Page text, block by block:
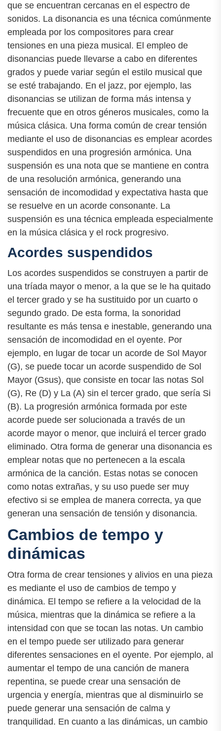
que se encuentran cercanas en el espectro de
sonidos. La disonancia es una técnica comúnmente
empleada por los compositores para crear
tensiones en una pieza musical. El empleo de
disonancias puede llevarse a cabo en diferentes
grados y puede variar según el estilo musical que
se esté trabajando. En el jazz, por ejemplo, las
disonancias se utilizan de forma más intensa y
frecuente que en otros géneros musicales, como la
música clásica. Una forma común de crear tensión
mediante el uso de disonancias es emplear acordes
suspendidos en una progresión armónica. Una
suspensión es una nota que se mantiene en contra
de una resolución armónica, generando una
sensación de incomodidad y expectativa hasta que
se resuelve en un acorde consonante. La
suspensión es una técnica empleada especialmente
en la música clásica y el rock progresivo.
Acordes suspendidos
Los acordes suspendidos se construyen a partir de
una tríada mayor o menor, a la que se le ha quitado
el tercer grado y se ha sustituido por un cuarto o
segundo grado. De esta forma, la sonoridad
resultante es más tensa e inestable, generando una
sensación de incomodidad en el oyente. Por
ejemplo, en lugar de tocar un acorde de Sol Mayor
(G), se puede tocar un acorde suspendido de Sol
Mayor (Gsus), que consiste en tocar las notas Sol
(G), Re (D) y La (A) sin el tercer grado, que sería Si
(B). La progresión armónica formada por este
acorde puede ser solucionada a través de un
acorde mayor o menor, que incluirá el tercer grado
eliminado. Otra forma de generar una disonancia es
emplear notas que no pertenecen a la escala
armónica de la canción. Estas notas se conocen
como notas extrañas, y su uso puede ser muy
efectivo si se emplea de manera correcta, ya que
generan una sensación de tensión y disonancia.
Cambios de tempo y
dinámicas
Otra forma de crear tensiones y alivios en una pieza
es mediante el uso de cambios de tempo y
dinámica. El tempo se refiere a la velocidad de la
música, mientras que la dinámica se refiere a la
intensidad con que se tocan las notas. Un cambio
en el tempo puede ser utilizado para generar
diferentes sensaciones en el oyente. Por ejemplo, al
aumentar el tempo de una canción de manera
repentina, se puede crear una sensación de
urgencia y energía, mientras que al disminuirlo se
puede generar una sensación de calma y
tranquilidad. En cuanto a las dinámicas, un cambio